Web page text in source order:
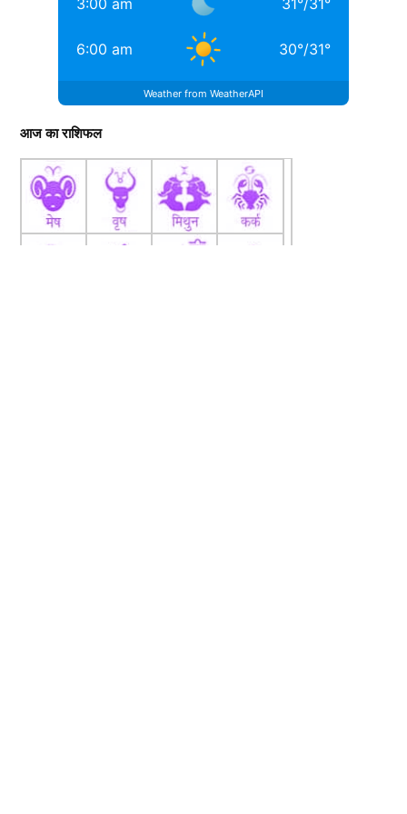
3:00 am 31°/31°
6:00 am 30°/31°
Weather from WeatherAPI
आज का राशिफल